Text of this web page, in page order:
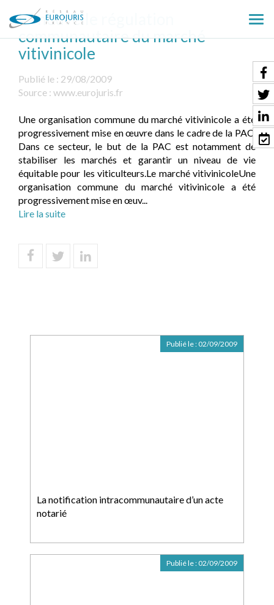
le
La nouvelle régulation
communautaire du marché
vitivinicole
Publié le : 29/08/2009
Source : www.eurojuris.fr
Une organisation commune du marché vitivinicole a été
progressivement mise en œuvre dans le cadre de la PAC.
Dans ce secteur, le but de la PAC est notamment de
stabiliser les marchés et garantir un niveau de vie
équitable pour les viticulteurs.Le marché vitivinicoleUne
organisation commune du marché vitivinicole a été
progressivement mise en œuv...
Lire la suite
La notification intracommunautaire d’un acte
notarié
Publié le : 02/09/2009
Publié le : 02/09/2009